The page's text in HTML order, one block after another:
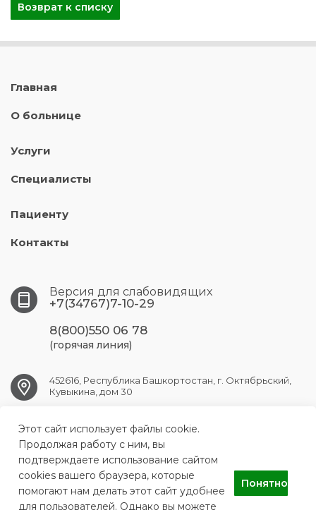
Возврат к списку
Главная
О больнице
Услуги
Специалисты
Пациенту
Контакты
Версия для слабовидящих
+7(34767)7-10-29
8(800)550 06 78
(горячая линия)
452616, Республика Башкортостан, г. Октябрьский,
Кувыкина, дом 30
OKT.GB1@doctorrb.ru
ГБУЗ РБ Городская больница №1 г.Октябрьский
Этот сайт использует файлы cookie.
Продолжая работу с ним, вы
подтверждаете использование сайтом
cookies вашего браузера, которые
помогают нам делать этот сайт удобнее
для пользователей. Однако вы можете
Понятно